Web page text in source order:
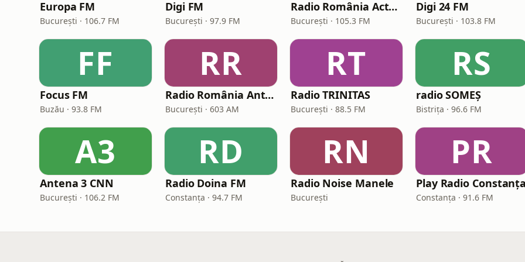
Europa FM
București · 106.7 FM
Digi FM
București · 97.9 FM
Radio România Actualități
București · 105.3 FM
Digi 24 FM
București · 103.8 FM
FF
Focus FM
Buzău · 93.8 FM
RR
Radio România Antena Satelor
București · 603 AM
RT
Radio TRINITAS
București · 88.5 FM
RS
radio SOMEȘ
Bistrița · 96.6 FM
A3
Antena 3 CNN
București · 106.2 FM
RD
Radio Doina FM
Constanța · 94.7 FM
RN
Radio Noise Manele
București
PR
Play Radio
Constanța · 91.6 FM